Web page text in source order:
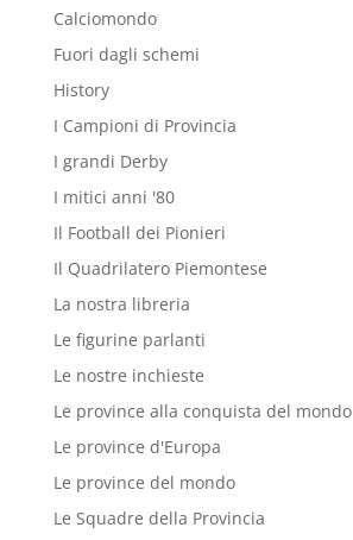
Calciomondo
Fuori dagli schemi
History
I Campioni di Provincia
I grandi Derby
I mitici anni '80
Il Football dei Pionieri
Il Quadrilatero Piemontese
La nostra libreria
Le figurine parlanti
Le nostre inchieste
Le province alla conquista del mondo
Le province d'Europa
Le province del mondo
Le Squadre della Provincia